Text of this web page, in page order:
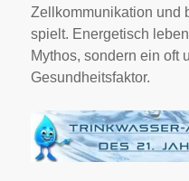
Zellkommunikation und
spielt. Energetisch
Mythos, sondern ein oft
Gesundheitsfaktor.